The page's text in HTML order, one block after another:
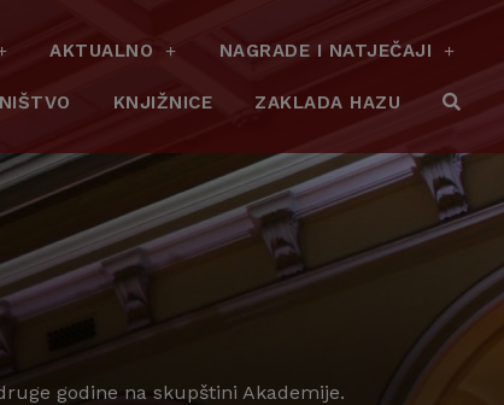
AKTUALNO NAGRADE I NATJEČAJI
KNJIŽNICE ZAKLADA HAZU
godine na skupštini Akademije.